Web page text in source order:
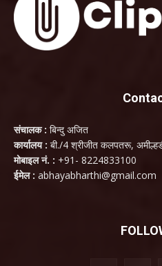
संचालक : बिन्दु अजित
कार्यालय : बी./4 श्रीजीत कलपतरू,
मोबाइल नं. : +91- 8224833100
ईमेल : abhayabharthi@gmail.com